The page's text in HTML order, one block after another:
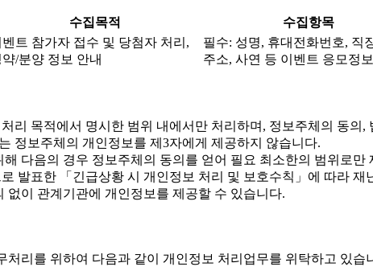
수집목적 수집항목
벤트 참가자 접수 및 당첨자 처리,
약/분양 정보 안내
필수: 성명, 휴대전화번호, 직
주소, 사연 등 이벤트 응모정
리 목적에서 명시한 범위 내에서만 처리하며, 정보주체의 동
정보주체의 개인정보를 제3자에게 제공하지 않습니다.
다음의 경우 정보주체의 동의를 얻어 필요 최소한의 범위로만
발표한 「긴급상황 시 개인정보 처리 및 보호수칙」에 따라
없이 관계기관에 개인정보를 제공할 수 있습니다.
처리를 위하여 다음과 같이 개인정보 처리업무를 위탁하고 있습